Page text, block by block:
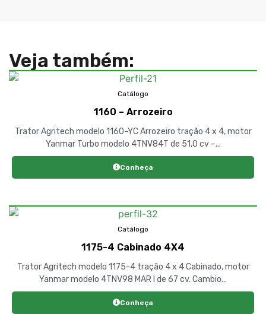
Veja também:
Catálogo
1160 – Arrozeiro
Trator Agritech modelo 1160-YC Arrozeiro tração 4 x 4, motor
Yanmar Turbo modelo 4TNV84T de 51,0 cv –...
Conheça
Catálogo
1175-4 Cabinado 4X4
Trator Agritech modelo 1175-4 tração 4 x 4 Cabinado, motor
Yanmar modelo 4TNV98 MAR I de 67 cv. Cambio...
Conheça